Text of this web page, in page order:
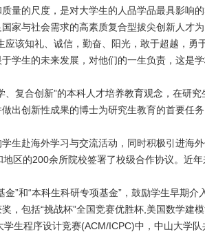
量的尺度，是对大学生的人品学品最具影响的
家与社会需求的高素质复合型拔尖创新人才
应该知礼、诚信，勤奋、阳光，敢于超越，勇
学生的未来发展，对他们的一生负责，这是
、复合创新”的本科人才培养教育观念，在研
出创新性成果的博士为研究生教育的首要任
生赴海外学习与交流活动，同时积极引进海
区的200余所院校签署了校级合作协议。近
”和“本科生科研专项基金”，鼓励学生早期介
，包括“挑战杯”全国竞赛优胜杯,美国数学建
生程序设计竞赛(ACM/ICPC)中，中山大学